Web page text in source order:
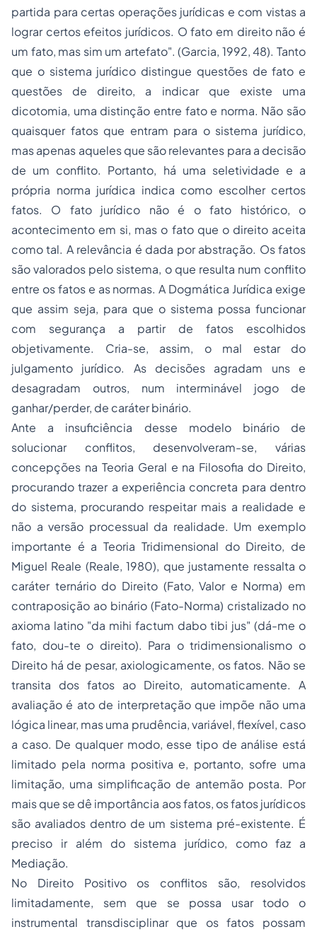
partida para certas operações jurídicas e com vistas a
lograr certos efeitos jurídicos. O fato em direito não é
um fato, mas sim um artefato". (Garcia, 1992, 48). Tanto
que o sistema jurídico distingue questões de fato e
questões de direito, a indicar que existe uma
dicotomia, uma distinção entre fato e norma. Não são
quaisquer fatos que entram para o sistema jurídico,
mas apenas aqueles que são relevantes para a decisão
de um conflito. Portanto, há uma seletividade e a
própria norma jurídica indica como escolher certos
fatos. O fato jurídico não é o fato histórico, o
acontecimento em si, mas o fato que o direito aceita
como tal. A relevância é dada por abstração. Os fatos
são valorados pelo sistema, o que resulta num conflito
entre os fatos e as normas. A Dogmática Jurídica exige
que assim seja, para que o sistema possa funcionar
com segurança a partir de fatos escolhidos
objetivamente. Cria-se, assim, o mal estar do
julgamento jurídico. As decisões agradam uns e
desagradam outros, num interminável jogo de
ganhar/perder, de caráter binário.
Ante a insuficiência desse modelo binário de
solucionar conflitos, desenvolveram-se, várias
concepções na Teoria Geral e na Filosofia do Direito,
procurando trazer a experiência concreta para dentro
do sistema, procurando respeitar mais a realidade e
não a versão processual da realidade. Um exemplo
importante é a Teoria Tridimensional do Direito, de
Miguel Reale (Reale, 1980), que justamente ressalta o
caráter ternário do Direito (Fato, Valor e Norma) em
contraposição ao binário (Fato-Norma) cristalizado no
axioma latino "da mihi factum dabo tibi jus" (dá-me o
fato, dou-te o direito). Para o tridimensionalismo o
Direito há de pesar, axiologicamente, os fatos. Não se
transita dos fatos ao Direito, automaticamente. A
avaliação é ato de interpretação que impõe não uma
lógica linear, mas uma prudência, variável, flexível, caso
a caso. De qualquer modo, esse tipo de análise está
limitado pela norma positiva e, portanto, sofre uma
limitação, uma simplificação de antemão posta. Por
mais que se dê importância aos fatos, os fatos jurídicos
são avaliados dentro de um sistema pré-existente. É
preciso ir além do sistema jurídico, como faz a
Mediação.
No Direito Positivo os conflitos são, resolvidos
limitadamente, sem que se possa usar todo o
instrumental transdisciplinar que os fatos possam